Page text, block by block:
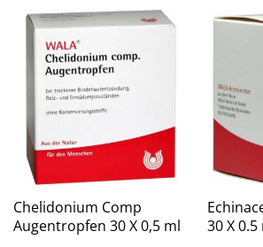
Chelidonium Comp
Augentropfen 30 X 0,5 ml
30 X